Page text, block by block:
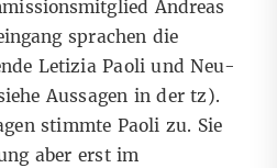
Andreas
sprachen die
Letizia Paoli und Neu-
Aussagen in der tz).
stimmte Paoli zu. Sie
aber erst im